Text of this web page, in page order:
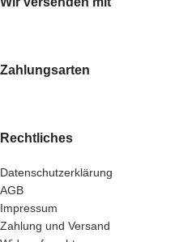
Zahlungsarten
Rechtliches
Datenschutzerklärung
AGB
Impressum
Zahlung und Versand